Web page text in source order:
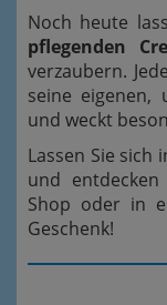
Noch heute
pflegenden
verzaubern.
seine eigenen,
und weckt
Lassen Sie sich
und
Shop oder in
Geschenk!